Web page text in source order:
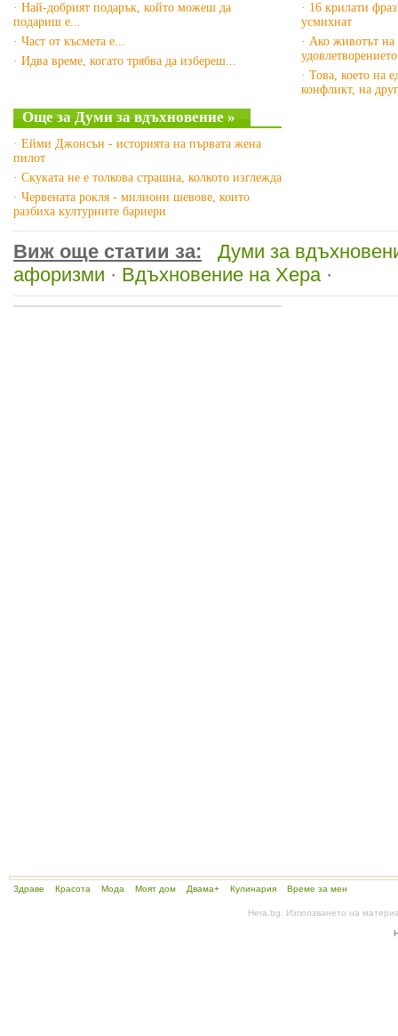
· Най-добрият подарък, който можеш да
подариш е...
· Част от късмета е...
· Идва време, когато трябва да избереш...
· 16 крилати
усмихнат
· Ако животът на
удовлетворението
· Това, което на
конфликт, на
Още за Думи за вдъхновение »
· Ейми Джонсън - историята на първата жена
пилот
· Скуката не е толкова страшна, колкото изглежда
· Червената рокля - милиони шевове, които
разбиха културните бариери
Виж още статии за:
Думи за
афоризми · Вдъхновение на Хера·
Здраве Красота Мода Моят дом Двама+ Кулинария Време за мен
Hera.bg. Използването на